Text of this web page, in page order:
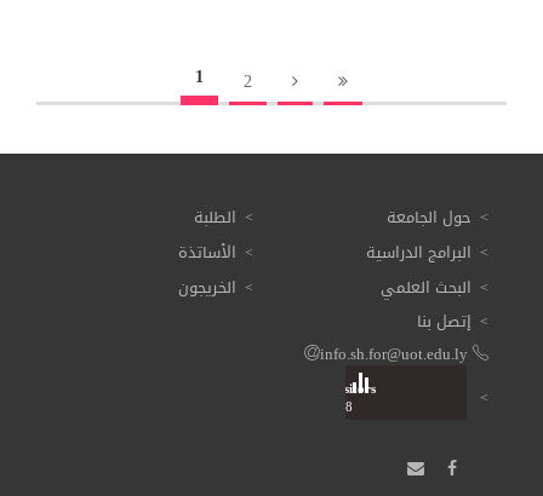
1 2
حول الجامعة
البرامج الدراسية
البحث العلمي
الطلبة
الأساتذة
الخريجون
إتصل بنا
info.sh.for@uot.edu.ly
Total: 3 608 448
Visitors